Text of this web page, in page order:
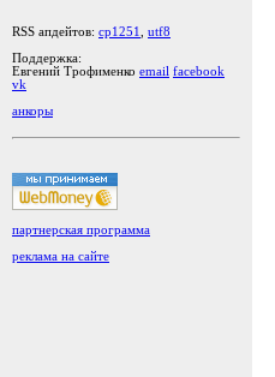
RSS апдейтов: cp1251
utf8
Поддержка:
Евгений Трофименко email facebook
vk
анкоры
партнерская программа
реклама на сайте